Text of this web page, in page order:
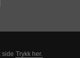
side Trykk her.